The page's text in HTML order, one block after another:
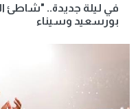
في ليلة جديدة.. "شاطئ
بورسعيد وسيناء